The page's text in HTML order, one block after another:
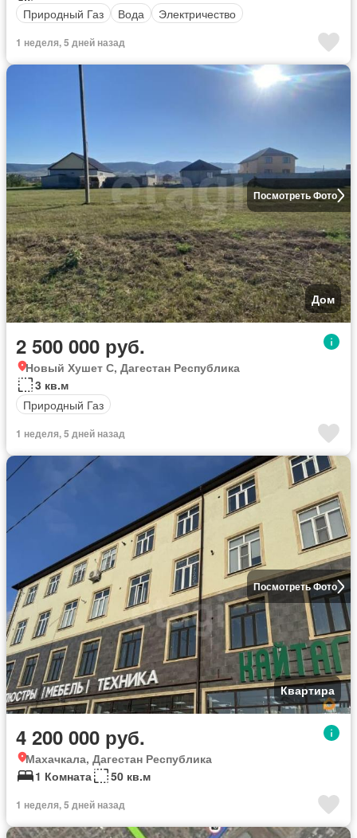
Природный Газ
Вода Электричество
1 неделя, 5 дней назад
Посмотреть Фото
Дом
2 500 000 руб.
Новый Хушет С, Дагестан Республика
3 кв.м
Природный Газ
1 неделя, 5 дней назад
Посмотреть Фото
Квартира
4 200 000 руб.
Махачкала, Дагестан Республика
1 Комната
50 кв.м
1 неделя, 5 дней назад